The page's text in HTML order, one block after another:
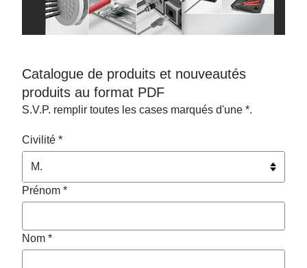
Catalogue de produits et nouveautés
produits au format PDF
S.V.P. remplir toutes les cases marqués d'une *.
Civilité *
Prénom *
Nom *